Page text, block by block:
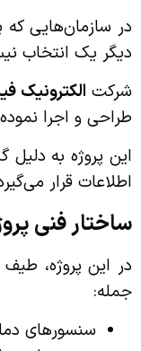
در سازمان‌هایی
دیگر یک انتخاب
شرکت الکترونیک
طراحی و اجرا
اطلاعات قرار
ساختار فنی
در این پروژه،
جمله:
سنسورهای